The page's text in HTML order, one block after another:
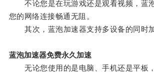
不论您是在玩游戏还是观看视频，蓝
您的网络连接畅通无阻。
其次，蓝泡加速器支持多设备的同时加
蓝泡加速器免费永久加速
无论您使用的是电脑、手机还是平板